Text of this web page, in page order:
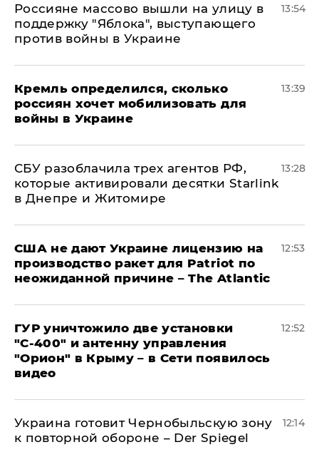
Россияне массово вышли на улицу в
поддержку "Яблока", выступающего
против войны в Украине
13:54
Кремль определился, сколько
россиян хочет мобилизовать для
войны в Украине
13:39
СБУ разоблачила трех агентов РФ,
которые активировали десятки Starlink
в Днепре и Житомире
13:28
США не дают Украине лицензию на
производство ракет для Patriot по
неожиданной причине – The Atlantic
12:53
ГУР уничтожило две установки
"С‑400" и антенну управления
"Орион" в Крыму – в Сети появилось
видео
12:52
Украина готовит Чернобыльскую зону
к повторной обороне – Der Spiegel
12:14